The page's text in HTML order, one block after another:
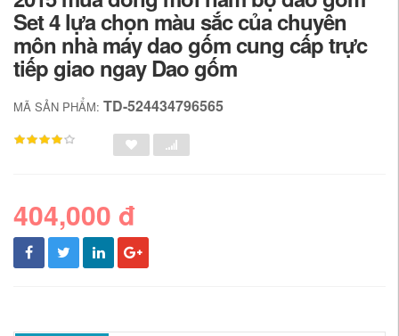
Set 4 lựa chọn màu sắc của chuyên
môn nhà máy dao gốm cung cấp trực
tiếp giao ngay Dao gốm
MÃ SẢN PHẨM: TD-524434796565
404,000 đ